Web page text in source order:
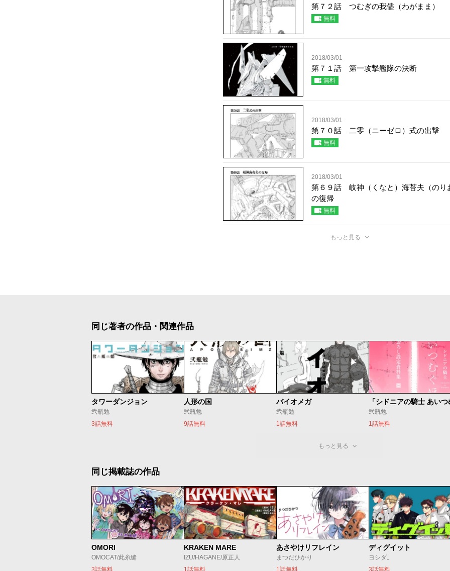
第７２話 つむぎの我儘（わがまま）
無料
2018/03/01
第７１話 第一攻撃艦隊の決断
無料
2018/03/01
第７０話 二零（ニーゼロ）式の出撃
無料
2018/03/01
第６９話 岐神（くなと）海苔夫（のり
の復帰
無料
もっと見る
同じ著者の作品・関連作品
タワーダンジョン
弐瓶勉
3話無料
人形の国
弐瓶勉
9話無料
バイオメガ
弐瓶勉
1話無料
弐瓶勉
1話無料
もっと見る
同じ掲載誌の作品
OMORI
OMOCAT/此糸縫
3話無料
KRAKEN MARE
IZU/HAGANE/原正人
1話無料
あさやけリフレイン
まつだひかり
1話無料
ディグイット
ヨシダ。
3話無料